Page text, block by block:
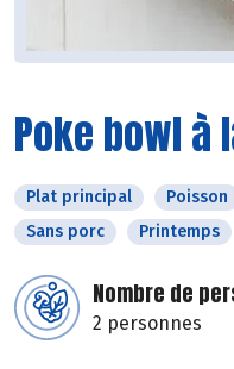
Poke bowl à
Plat principal Poisson
Sans porc
Printemps
Nombre de
2 personnes